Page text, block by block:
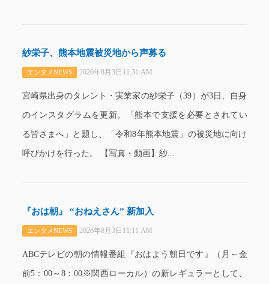
紗栄子、熊本地震被災地から声募る
エンタメNEWS 2026年8月3日11:31 AM
宮崎県出身のタレント・実業家の紗栄子（39）が3日、自身
のインスタグラムを更新。「熊本で支援を必要とされてい
る皆さまへ」と題し、「令和8年熊本地震」の被災地に向け
呼びかけを行った。 【写真・動画】紗...
『おは朝』 “おねえさん” 新加入
エンタメNEWS 2026年8月3日11:11 AM
ABCテレビの朝の情報番組『おはよう朝日です』（月～金
前5：00～8：00※関西ローカル）の新レギュラーとして、